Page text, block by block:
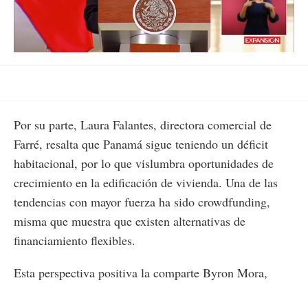
Unmute Loaded:
Por su parte, Laura Falantes, directora comercial de
Farré, resalta que Panamá sigue teniendo un déficit
habitacional, por lo que vislumbra oportunidades de
crecimiento en la edificación de vivienda. Una de las
tendencias con mayor fuerza ha sido crowdfunding,
misma que muestra que existen alternativas de
financiamiento flexibles.
Esta perspectiva positiva la comparte Byron Mora,